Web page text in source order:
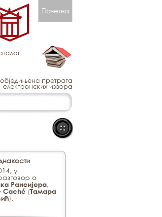
Почетна
обједињена претрага
електронских извора
у
o
Рaнсиjeрa,
Caché(Taмaрa
).